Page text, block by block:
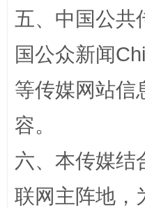
招工难、用工荒
五、中国公共
国公众新闻
等传媒网站信
容。
六、本传媒结
联网主阵地，